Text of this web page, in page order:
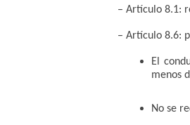
– Artículo 8.1:
– Artículo 8.6:
El
menos
No se